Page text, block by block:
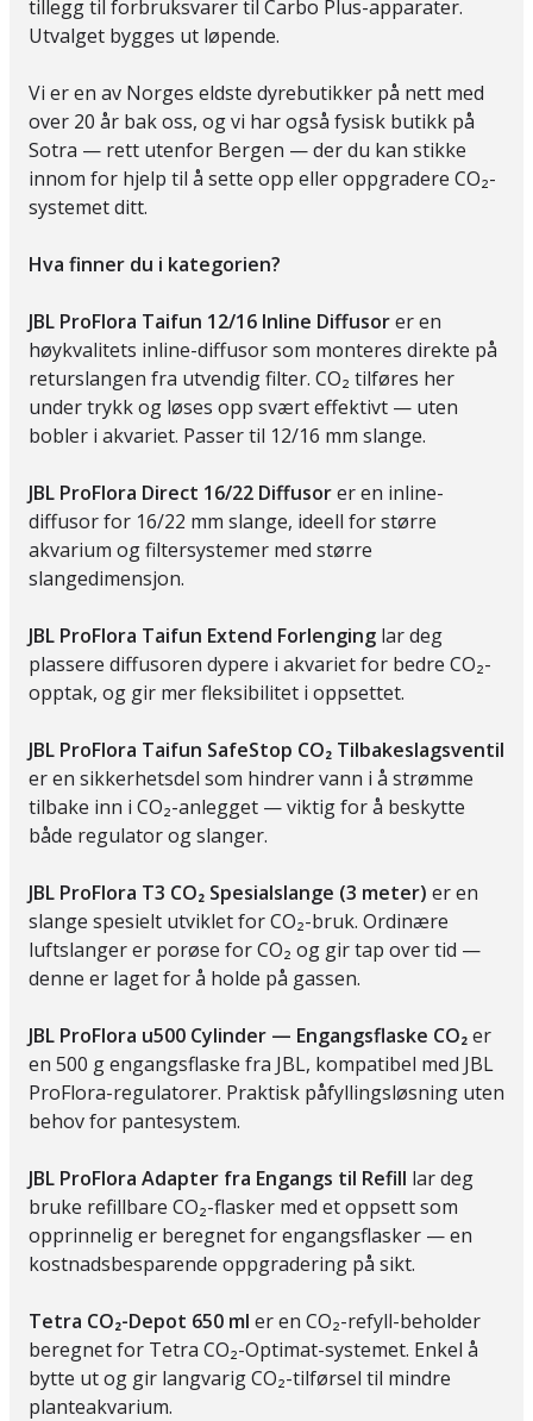
tillegg til forbruksvarer til Carbo Plus-apparater.
Utvalget bygges ut løpende.
Vi er en av Norges eldste dyrebutikker på nett med
over 20 år bak oss, og vi har også fysisk butikk på
Sotra — rett utenfor Bergen — der du kan stikke
innom for hjelp til å sette opp eller oppgradere CO₂-
systemet ditt.
Hva finner du i kategorien?
JBL ProFlora Taifun 12/16 Inline Diffusorer en
høykvalitets inline-diffusor som monteres direkte på
returslangen fra utvendig filter. CO₂ tilføres her
under trykk og løses opp svært effektivt — uten
bobler i akvariet. Passer til 12/16 mm slange.
JBL ProFlora Direct 16/22 Diffusorer en inline-
diffusor for 16/22 mm slange, ideell for større
akvarium og filtersystemer med større
slangedimensjon.
JBL ProFlora Taifun Extend Forlenging lar deg
plassere diffusoren dypere i akvariet for bedre CO₂-
opptak, og gir mer fleksibilitet i oppsettet.
JBL ProFlora Taifun SafeStop CO₂ Tilbakeslagsventil
er en sikkerhetsdel som hindrer vann i å strømme
tilbake inn i CO₂-anlegget — viktig for å beskytte
både regulator og slanger.
JBL ProFlora T3 CO₂ Spesialslange (3 meter) er en
slange spesielt utviklet for CO₂-bruk. Ordinære
luftslanger er porøse for CO₂ og gir tap over tid —
denne er laget for å holde på gassen.
JBL ProFlora u500 Cylinder — Engangsflaske CO₂er
en 500 g engangsflaske fra JBL, kompatibel med JBL
ProFlora-regulatorer. Praktisk påfyllingsløsning uten
behov for pantesystem.
JBL ProFlora Adapter fra Engangs til Refill lar deg
bruke refillbare CO₂-flasker med et oppsett som
opprinnelig er beregnet for engangsflasker — en
kostnadsbesparende oppgradering på sikt.
Tetra CO₂-Depot 650 ml er en CO₂-refyll-beholder
beregnet for Tetra CO₂-Optimat-systemet. Enkel å
bytte ut og gir langvarig CO₂-tilførsel til mindre
planteakvarium.